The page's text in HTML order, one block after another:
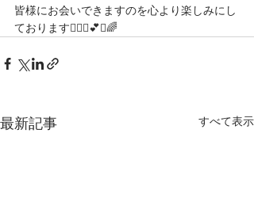
皆様にお会いできますのを心より楽しみにし
ております🙇🏻‍♀️💕✨🌈
最新記事 すべて表示